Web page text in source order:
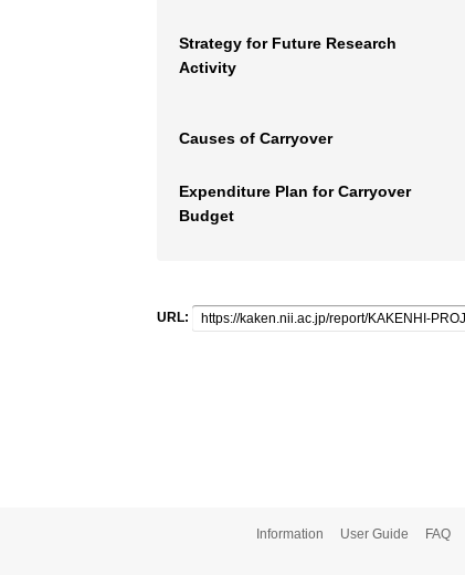
Strategy for Future Research
Activity
Causes of Carryover
Expenditure Plan for Carryover
Budget
URL:
Information User Guide FAQ